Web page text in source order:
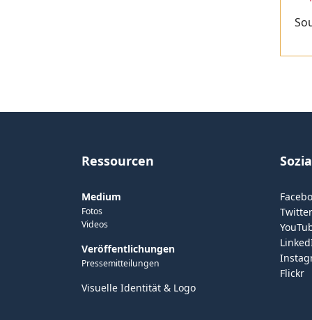
Ressourcen
Medium
Fotos
Videos
Veröffentlichungen
Pressemitteilungen
Visuelle Identität & Logo
Flickr